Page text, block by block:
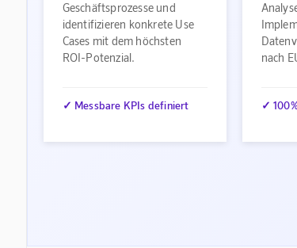
Geschäftsprozesse und
identifizieren konkrete Use
Cases mit dem höchsten
ROI-Potenzial.
✓ Messbare KPIs definiert
nach
✓